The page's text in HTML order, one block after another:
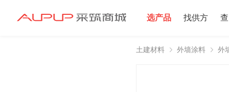
选产品 找供方
土建材料 外墙涂料 外